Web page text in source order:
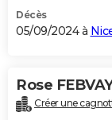
Décès
05/09/2024 à
Rose
Créer une